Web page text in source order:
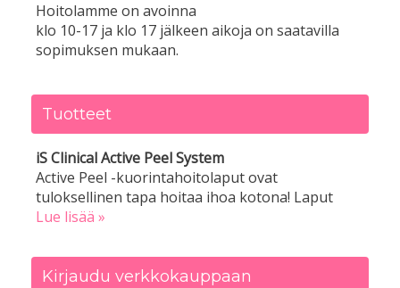
Hoitolamme on avoinna
klo 10-17 ja klo 17 jälkeen aikoja on saatavilla
sopimuksen mukaan.
Tuotteet
iS Clinical Active Peel System
Active Peel -kuorintahoitolaput ovat
tuloksellinen tapa hoitaa ihoa kotona! Laput
Lue lisää »
Kirjaudu verkkokauppaan